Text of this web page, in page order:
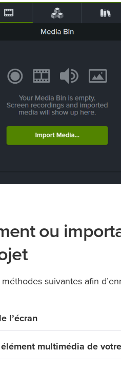
ou
suivantes afin
l’écran
élément multimédia de